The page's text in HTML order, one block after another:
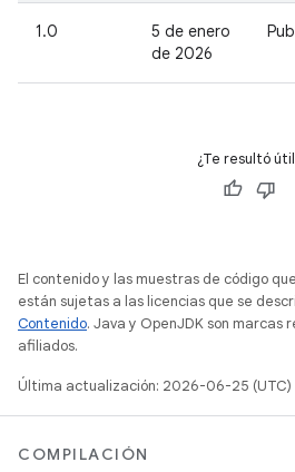
1.0
5 de enero
de 2026
¿Te resultó
El contenido y las muestras de código
están sujetas a las licencias que se
Contenido. Java y OpenJDK son marcas
afiliados.
Última actualización: 2026-06-25 (UTC)
COMPILACIÓN